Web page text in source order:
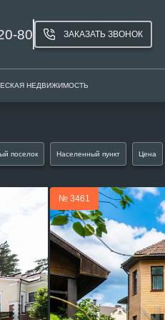
80 ЗАКАЗАТЬ ЗВОНОК
НЕДВИЖИМОСТЬ
поселок Населенный пункт Цена
№ 3461